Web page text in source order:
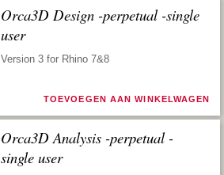
Orca3D Design -perpetual -single
user
Version 3 for Rhino 7&8
TOEVOEGEN AAN WINKELWAGEN
Orca3D Analysis -perpetual -
single user